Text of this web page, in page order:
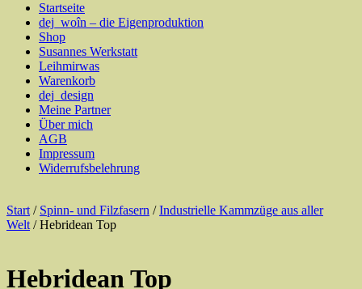
Startseite
dej_woîn – die Eigenproduktion
Shop
Susannes Werkstatt
Leihmirwas
Warenkorb
dej_design
Meine Partner
Über mich
AGB
Impressum
Widerrufsbelehrung
Start / Spinn- und Filzfasern /Industrielle Kammzüge aus aller
Welt / Hebridean Top
Hebridean Top